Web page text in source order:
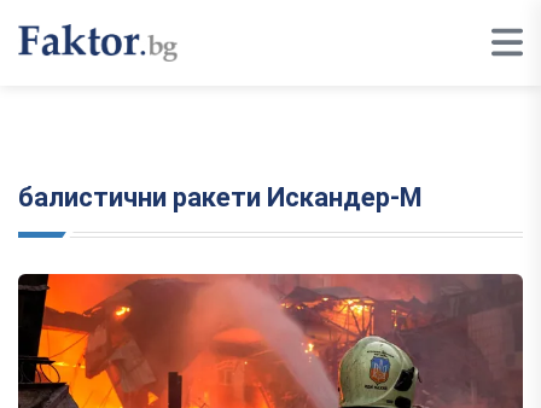
балистични ракети Искандер-М